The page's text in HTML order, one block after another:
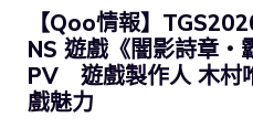
【Qoo情報】
NS 遊戲《闇影詩章‧
PV 遊戲製作人 木村
戲魅力